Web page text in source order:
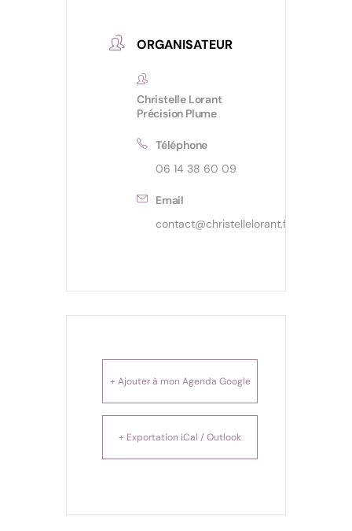
ORGANISATEUR
Christelle Lorant
Précision Plume
Téléphone
06 14 38 60 09
Email
contact@christellelorant.fr
+ Ajouter à mon Agenda Google
+ Exportation iCal / Outlook